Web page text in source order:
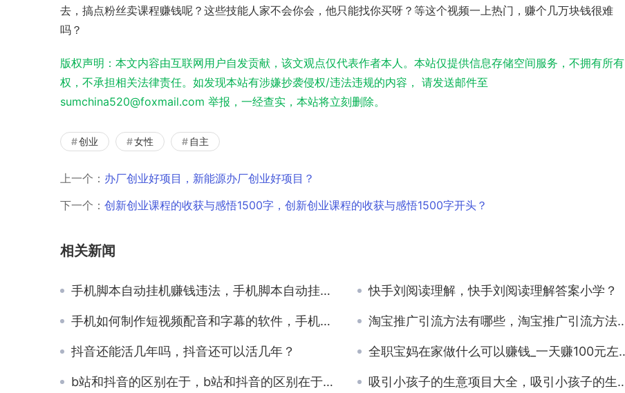
去，搞点粉丝卖课程赚钱呢？这些技能人家不会你会，他只能找你买呀？等这个视频一上热门，赚个几万块钱很难
吗？
版权声明：本文内容由互联网用户自发贡献，该文观点仅代表作者本人。本站仅提供信息存储空间服务，不拥有所有
权，不承担相关法律责任。如发现本站有涉嫌抄袭侵权/违法违规的内容， 请发送邮件至
sumchina520@foxmail.com 举报，一经查实，本站将立刻删除。
创业 女性 自主
上一个： 办厂创业好项目，新能源办厂创业好项目？
下一个： 创新创业课程的收获与感悟1500字，创新创业课程的收获与感悟1500字开头？
相关新闻
手机脚本自动挂机赚钱违法，手机脚本自动挂机赚钱违法么？ 快手刘阅读理解，快手刘阅读理解答案小学？
手机如何制作短视频配音和字幕的软件，手机如何制作短视频配音和字幕视频？ 淘宝推广引流方法有哪些，淘宝推广引流方法有哪些方式？
抖音还能活几年吗，抖音还可以活几年？ 全职宝妈在家做什么可以赚钱_一天赚100元左右是多少钱，全职宝妈在家做什么可以赚钱_一天赚100元左右的钱？
b站和抖音的区别在于，b站和抖音的区别在于什么？ 吸引小孩子的生意项目大全，吸引小孩子的生意项目大全文案？